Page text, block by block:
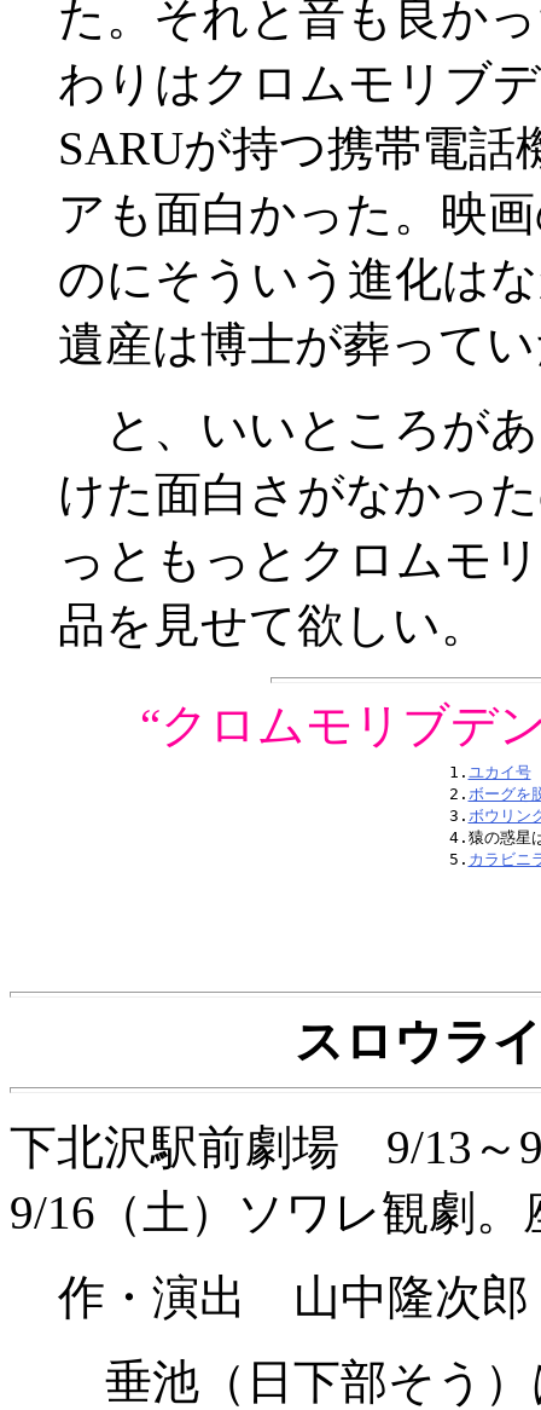
た。それと音も良か
わりはクロムモリブ
SARUが持つ携帯電
アも面白かった。映
のにそういう進化は
遺産は博士が葬って
と、いいところが
けた面白さがなかっ
っともっとクロムモ
品を見せて欲しい。
“クロムモリブデ
1. ユカイ号
2. ボーグを
3. ボウリン
4.猿の惑星
5. カラビニ
スロウラ
下北沢駅前劇場 9/13～
9/16（土）ソワレ観劇。
作・演出 山中隆次郎
垂池（日下部そう